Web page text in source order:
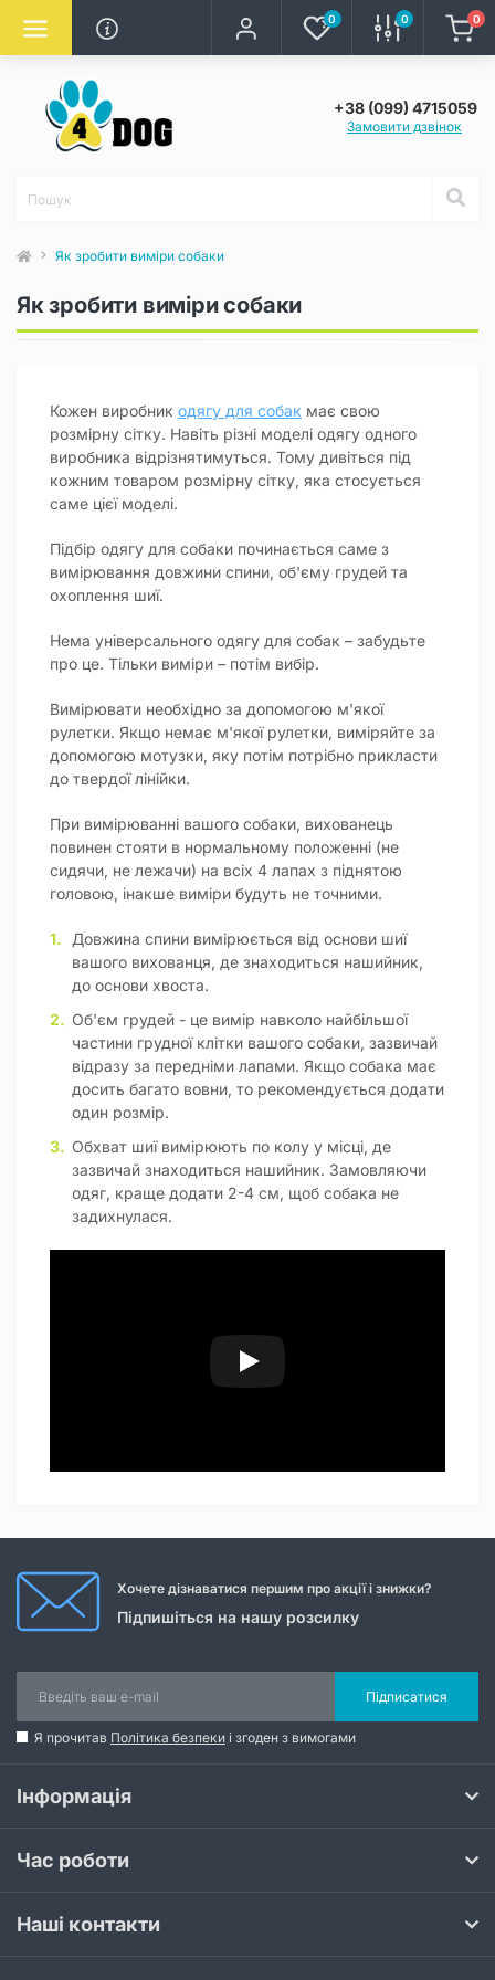
0 0 0
+38 (099) 4715059
Замовити дзвінок
Як зробити виміри собаки
Як зробити виміри собаки
Кожен виробник одягу для собак має свою
розмірну сітку. Навіть різні моделі одягу одного
виробника відрізнятимуться. Тому дивіться під
кожним товаром розмірну сітку, яка стосується
саме цієї моделі.
Підбір одягу для собаки починається саме з
вимірювання довжини спини, об'єму грудей та
охоплення шиї.
Нема універсального одягу для собак – забудьте
про це. Тільки виміри – потім вибір.
Вимірювати необхідно за допомогою м'якої
рулетки. Якщо немає м'якої рулетки, виміряйте за
допомогою мотузки, яку потім потрібно прикласти
до твердої лінійки.
При вимірюванні вашого собаки, вихованець
повинен стояти в нормальному положенні (не
сидячи, не лежачи) на всіх 4 лапах з піднятою
головою, інакше виміри будуть не точними.
Довжина спини вимірюється від основи шиї
вашого вихованця, де знаходиться нашийник,
до основи хвоста.
Об'єм грудей - це вимір навколо найбільшої
частини грудної клітки вашого собаки, зазвичай
відразу за передніми лапами. Якщо собака має
досить багато вовни, то рекомендується додати
один розмір.
Обхват шиї вимірюють по колу у місці, де
зазвичай знаходиться нашийник. Замовляючи
одяг, краще додати 2-4 см, щоб собака не
задихнулася.
Хочете дізнаватися першим про акції і знижки?
Підпишіться на нашу розсилку
Підписатися
Я прочитав Політика безпеки і згоден з вимогами
Інформація
Час роботи
Наші контакти